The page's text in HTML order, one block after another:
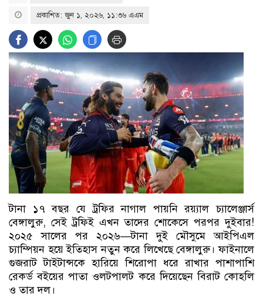
প্রকাশিত: জুন ১, ২০২৬, ১১:৩৬ এএম
টানা ১৭ বছর যে ট্রফির নাগাল পায়নি রয়্যাল চ্যালেঞ্জার্স
বেঙ্গালুরু, সেই ট্রফিই এখন তাদের শোকেসে পরপর দুইবার!
২০২৫ সালের পর ২০২৬—টানা দুই মৌসুমে আইপিএল
চ্যাম্পিয়ন হয়ে ইতিহাস নতুন করে লিখেছে বেঙ্গালুরু। ফাইনালে
গুজরাট টাইটান্সকে হারিয়ে শিরোপা ধরে রাখার পাশাপাশি
রেকর্ড বইয়ের পাতা ওলটপালট করে দিয়েছেন বিরাট কোহলি
ও তার দল।